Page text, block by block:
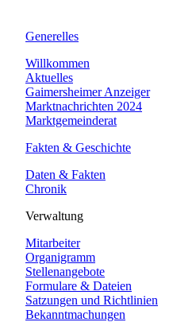
Generelles
Willkommen
Aktuelles
Gaimersheimer Anzeiger
Marktnachrichten 2024
Marktgemeinderat
Fakten & Geschichte
Daten & Fakten
Chronik
Verwaltung
Mitarbeiter
Organigramm
Stellenangebote
Formulare & Dateien
Satzungen und Richtlinien
Bekanntmachungen